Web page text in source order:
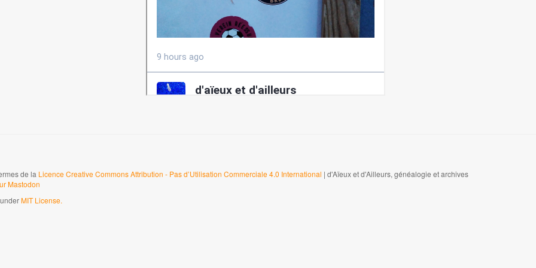
de la Licence Creative Commons Attribution - Pas d’Utilisation Commerciale 4.0 International | d'Aïeux et d'Ailleurs, généalogie et archives
Mastodon
MIT License.